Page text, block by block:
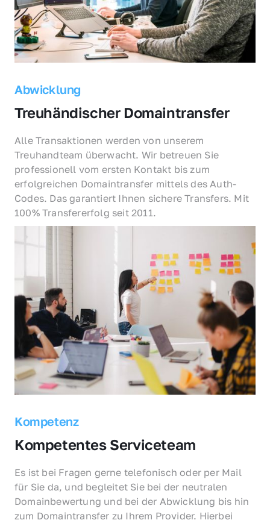
Abwicklung
Treuhändischer Domaintransfer
Alle Transaktionen werden von unserem
Treuhandteam überwacht. Wir betreuen Sie
professionell vom ersten Kontakt bis zum
erfolgreichen Domaintransfer mittels des Auth-
Codes. Das garantiert Ihnen sichere Transfers. Mit
100% Transfererfolg seit 2011.
Kompetenz
Kompetentes Serviceteam
Es ist bei Fragen gerne telefonisch oder per Mail
für Sie da, und begleitet Sie bei der neutralen
Domainbewertung und bei der Abwicklung bis hin
zum Domaintransfer zu Ihrem Provider. Hierbei